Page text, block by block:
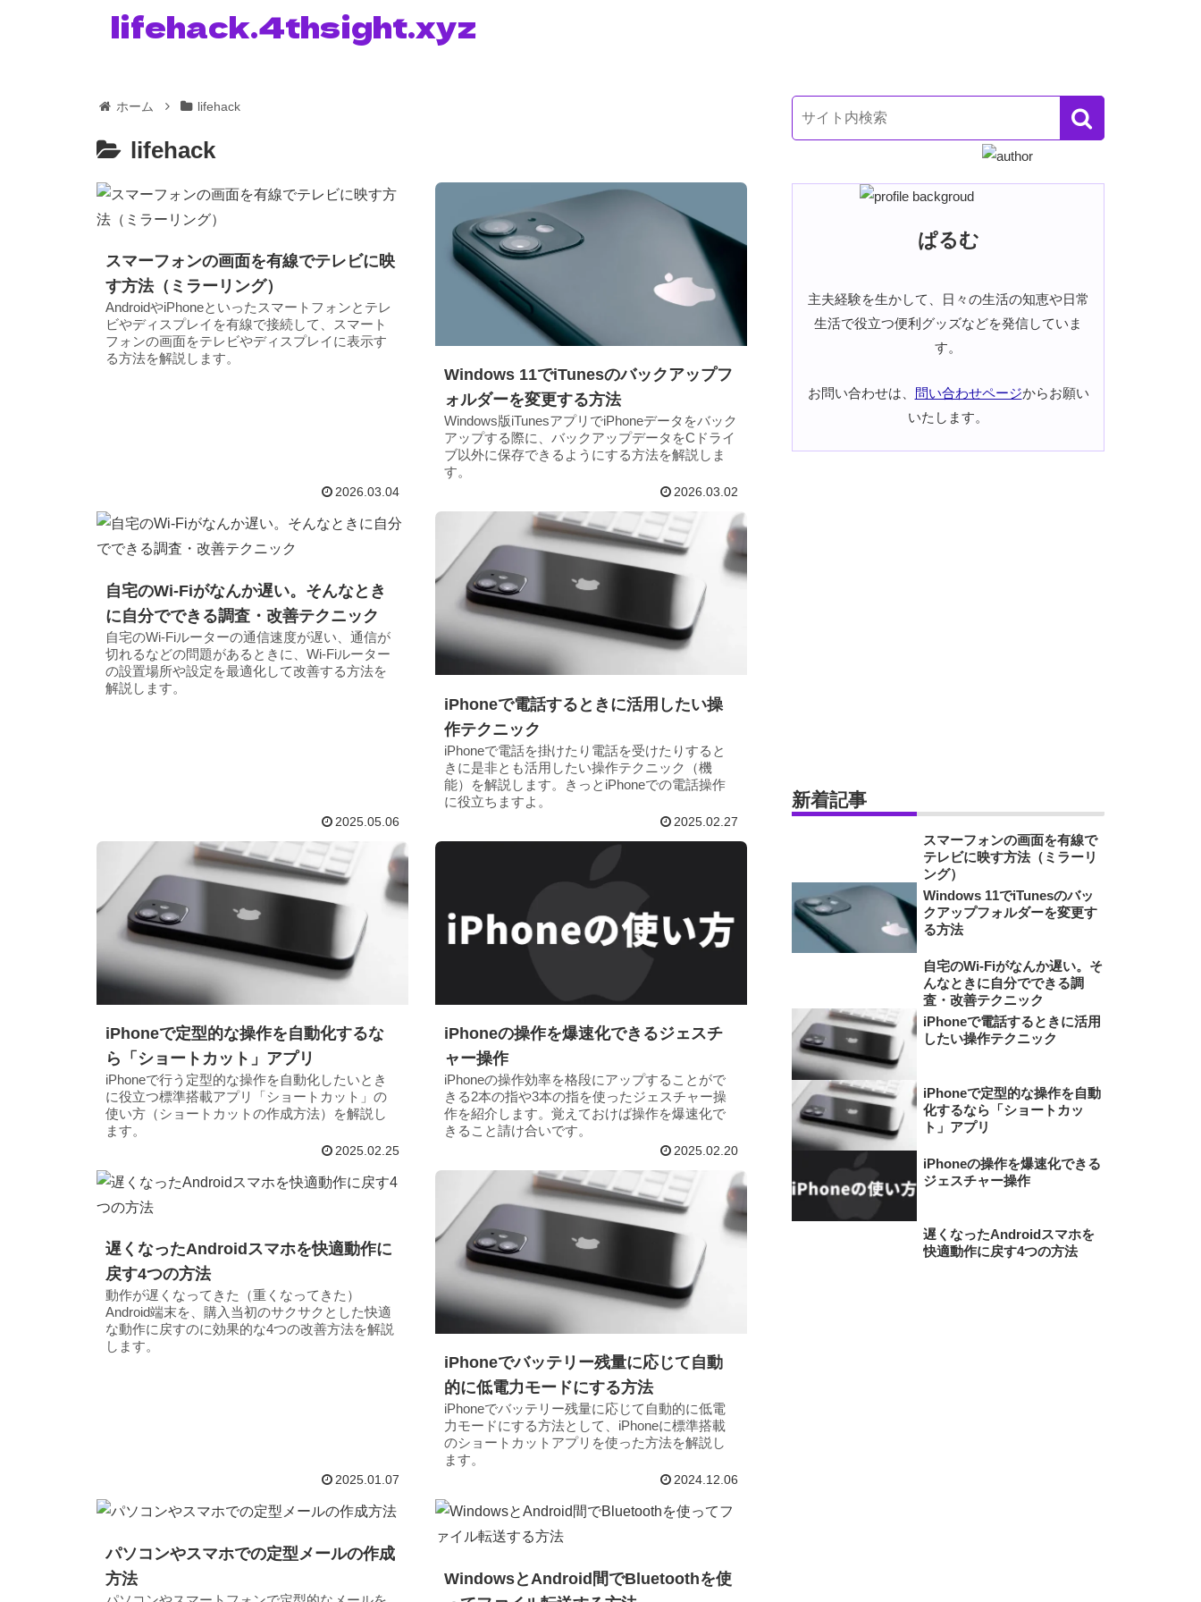
lifehack.4thsight.xyz
ホーム lifehack
lifehack
スマーフォンの画面を有線でテレビに映
す方法（ミラーリング）
AndroidやiPhoneといったスマートフォンとテレ
ビやディスプレイを有線で接続して、スマート
フォンの画面をテレビやディスプレイに表示す
る方法を解説します。
2026.03.04
Windows 11でiTunesのバックアップフ
ォルダーを変更する方法
Windows版iTunesアプリでiPhoneデータをバック
アップする際に、バックアップデータをCドライ
ブ以外に保存できるようにする方法を解説しま
す。
2026.03.02
自宅のWi-Fiがなんか遅い。そんなとき
に自分でできる調査・改善テクニック
自宅のWi-Fiルーターの通信速度が遅い、通信が
切れるなどの問題があるときに、Wi-Fiルーター
の設置場所や設定を最適化して改善する方法を
解説します。
2025.05.06
iPhoneで電話するときに活用したい操
作テクニック
iPhoneで電話を掛けたり電話を受けたりすると
きに是非とも活用したい操作テクニック（機
能）を解説します。きっとiPhoneでの電話操作
に役立ちますよ。
2025.02.27
iPhoneで定型的な操作を自動化するな
ら「ショートカット」アプリ
iPhoneで行う定型的な操作を自動化したいとき
に役立つ標準搭載アプリ「ショートカット」の
使い方（ショートカットの作成方法）を解説し
ます。
2025.02.25
iPhoneの操作を爆速化できるジェスチ
ャー操作
iPhoneの操作効率を格段にアップすることがで
きる2本の指や3本の指を使ったジェスチャー操
作を紹介します。覚えておけば操作を爆速化で
きること請け合いです。
2025.02.20
遅くなったAndroidスマホを快適動作に
戻す4つの方法
動作が遅くなってきた（重くなってきた）
Android端末を、購入当初のサクサクとした快適
な動作に戻すのに効果的な4つの改善方法を解説
します。
2025.01.07
iPhoneでバッテリー残量に応じて自動
的に低電力モードにする方法
iPhoneでバッテリー残量に応じて自動的に低電
力モードにする方法として、iPhoneに標準搭載
のショートカットアプリを使った方法を解説し
ます。
2024.12.06
パソコンやスマホでの定型メールの作成
方法
WindowsとAndroid間でBluetoothを使
ぱるむ
主夫経験を生かして、日々の生活の知恵や日常
生活で役立つ便利グッズなどを発信していま
す。
お問い合わせは、 問い合わせページからお願い
いたします。
新着記事
スマーフォンの画面を有線で
テレビに映す方法（ミラーリ
ング）
Windows 11でiTunesのバッ
クアップフォルダーを変更す
る方法
自宅のWi-Fiがなんか遅い。そ
んなときに自分でできる調
査・改善テクニック
iPhoneで電話するときに活用
したい操作テクニック
iPhoneで定型的な操作を自動
化するなら「ショートカッ
ト」アプリ
iPhoneの操作を爆速化できる
ジェスチャー操作
遅くなったAndroidスマホを
快適動作に戻す4つの方法